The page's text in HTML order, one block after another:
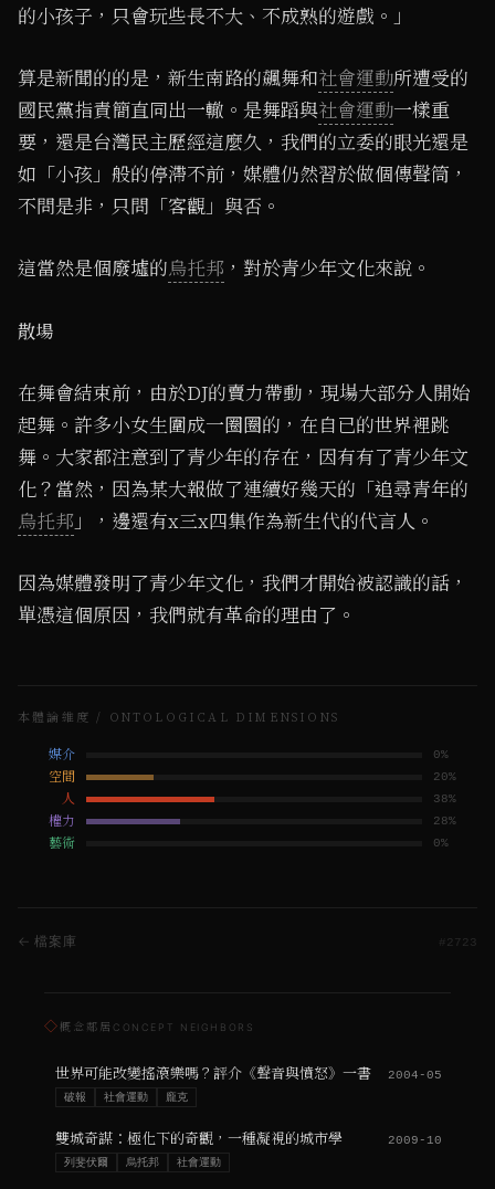
的小孩子，只會玩些長不大、不成熟的遊戲。」
算是新聞的的是，新生南路的飆舞和社會運動所遭受的
國民黨指責簡直同出一轍。是舞蹈與社會運動一樣重
要，還是台灣民主歷經這麼久，我們的立委的眼光還是
如「小孩」般的停滯不前，媒體仍然習於做個傳聲筒，
不問是非，只問「客觀」與否。
這當然是個廢墟的烏托邦 ，對於青少年文化來說。
散場
在舞會結束前，由於DJ的賣力帶動，現場大部分人開始
起舞。許多小女生圍成一圈圈的，在自已的世界裡跳
舞。大家都注意到了青少年的存在，因有有了青少年文
化？當然，因為某大報做了連續好幾天的「追尋青年的
烏托邦」，邊還有x三x四集作為新生代的代言人。
因為媒體發明了青少年文化，我們才開始被認識的話，
單憑這個原因，我們就有革命的理由了。
本體論維度 / ONTOLOGICAL DIMENSIONS
媒介 0%
空間 20%
人 38%
權力 28%
藝術 0%
← 檔案庫 2723
◇概念鄰居 CONCEPT NEIGHBORS
世界可能改變搖滾樂嗎？評介《聲音與憤怒》一書 2004-05
破報 社會運動 龐克
雙城奇謀：極化下的奇觀，一種凝視的城市學 2009-10
列斐伏爾 烏托邦 社會運動